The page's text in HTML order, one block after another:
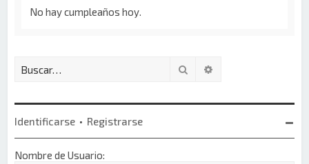
No hay cumpleaños hoy.
Buscar
Identificarse • Registrarse
Nombre de Usuario: